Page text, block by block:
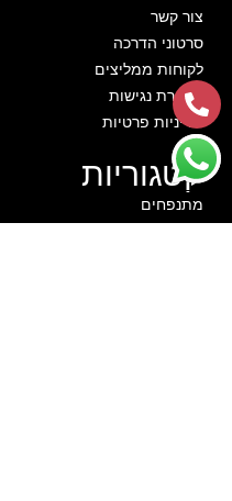
צור קשר
סרטוני הדרכה
לקוחות ממליצים
הצהרת נגישות
מדיניות פרטיות
קטגוריות
מתנפחים